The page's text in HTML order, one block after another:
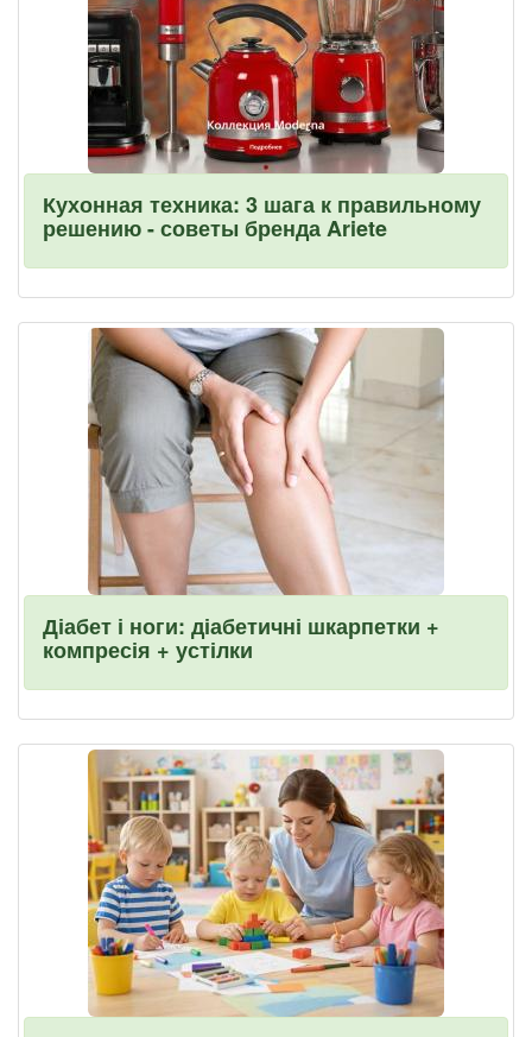
Кухонная техника: 3 шага к правильному
решению - советы бренда Ariete
Діабет і ноги: діабетичні шкарпетки +
компресія + устілки